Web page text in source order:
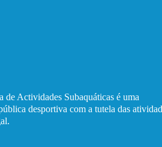
de Actividades Subaquáticas é uma
desportiva com a tutela das